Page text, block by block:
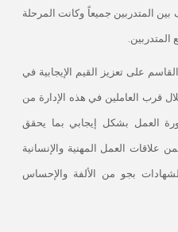
بين المتدربين جميعاً وكانت المرحلة
المتدربين.
على تعزيز القيم الإيجابية في
قرب العاملين في هذه الإدارة من
العمل بشكل إيجابي بما يحقق
العمل المهنية والإنسانية
بجو من الألفة والإحساس